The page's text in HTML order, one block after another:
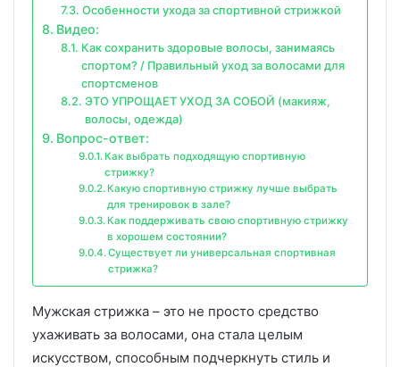
Особенности ухода за спортивной стрижкой
Видео:
Как сохранить здоровые волосы, занимаясь
спортом? / Правильный уход за волосами для
спортсменов
ЭТО УПРОЩАЕТ УХОД ЗА СОБОЙ (макияж,
волосы, одежда)
Вопрос-ответ:
Как выбрать подходящую спортивную
стрижку?
Какую спортивную стрижку лучше выбрать
для тренировок в зале?
Как поддерживать свою спортивную стрижку
в хорошем состоянии?
Существует ли универсальная спортивная
стрижка?
Мужская стрижка – это не просто средство
ухаживать за волосами, она стала целым
искусством, способным подчеркнуть стиль и